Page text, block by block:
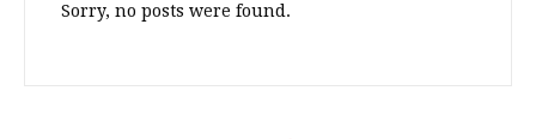
Sorry, no posts were found.